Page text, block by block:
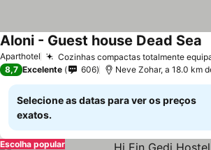
Aparthotel Cozinhas compactas totalmente
Aloni - Guest house Dead Sea
8,7 Excelente 606 Neve Zohar, a 18.0 km
Selecione as datas para ver os preços
exatos.
Escolha popular